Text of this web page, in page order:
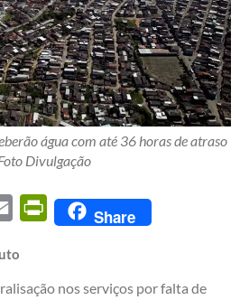
água com até 36 horas de atraso
Divulgação
Email PrintFriendly
Share
nos serviços por falta de